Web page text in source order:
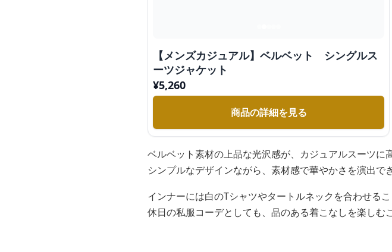
【メンズカジュアル】ベルベット シングルス
ーツジャケット
¥5,260
商品の詳細を見る
ベルベット素材の上品な光沢感が、カジュアルスーツに
シンプルなデザインながら、素材感で華やかさを演出で
インナーには白のTシャツやタートルネックを合わせる
休日の私服コーデとしても、品のある着こなしを楽しむ